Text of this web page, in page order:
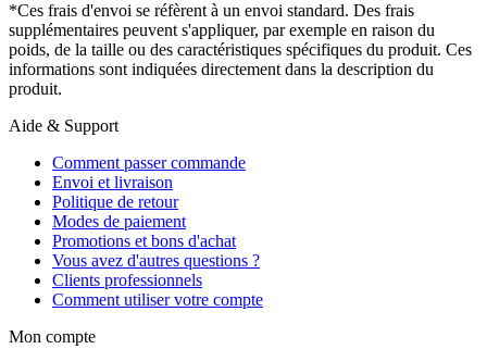
*Ces frais d'envoi se réfèrent à un envoi standard. Des frais
supplémentaires peuvent s'appliquer, par exemple en raison du
poids, de la taille ou des caractéristiques spécifiques du produit. Ces
informations sont indiquées directement dans la description du
produit.
Aide & Support
Comment passer commande
Envoi et livraison
Politique de retour
Modes de paiement
Promotions et bons d'achat
Vous avez d'autres questions ?
Clients professionnels
Comment utiliser votre compte
Mon compte